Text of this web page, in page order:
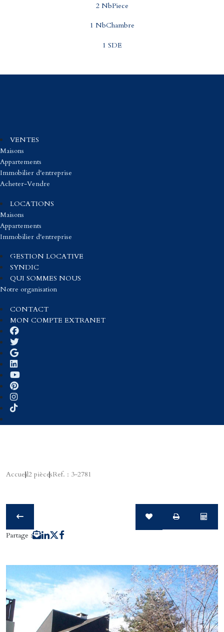
2 NbPiece
1 NbChambre
1 SDE
VENTES
Maisons
Appartements
Immobilier d'entreprise
Acheter-Vendre
LOCATIONS
Maisons
Appartements
Immobilier d'entreprise
GESTION LOCATIVE
SYNDIC
QUI SOMMES NOUS
Notre organisation
CONTACT
MON COMPTE EXTRANET
Accueil2 piècesRef. : 3-2781
Partage :